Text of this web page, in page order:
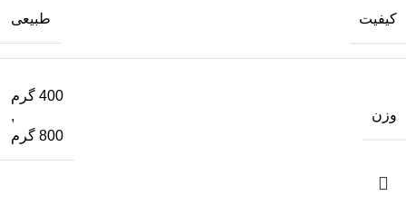
کیفیت طبیعی
وزن
400 گرم
,
800 گرم